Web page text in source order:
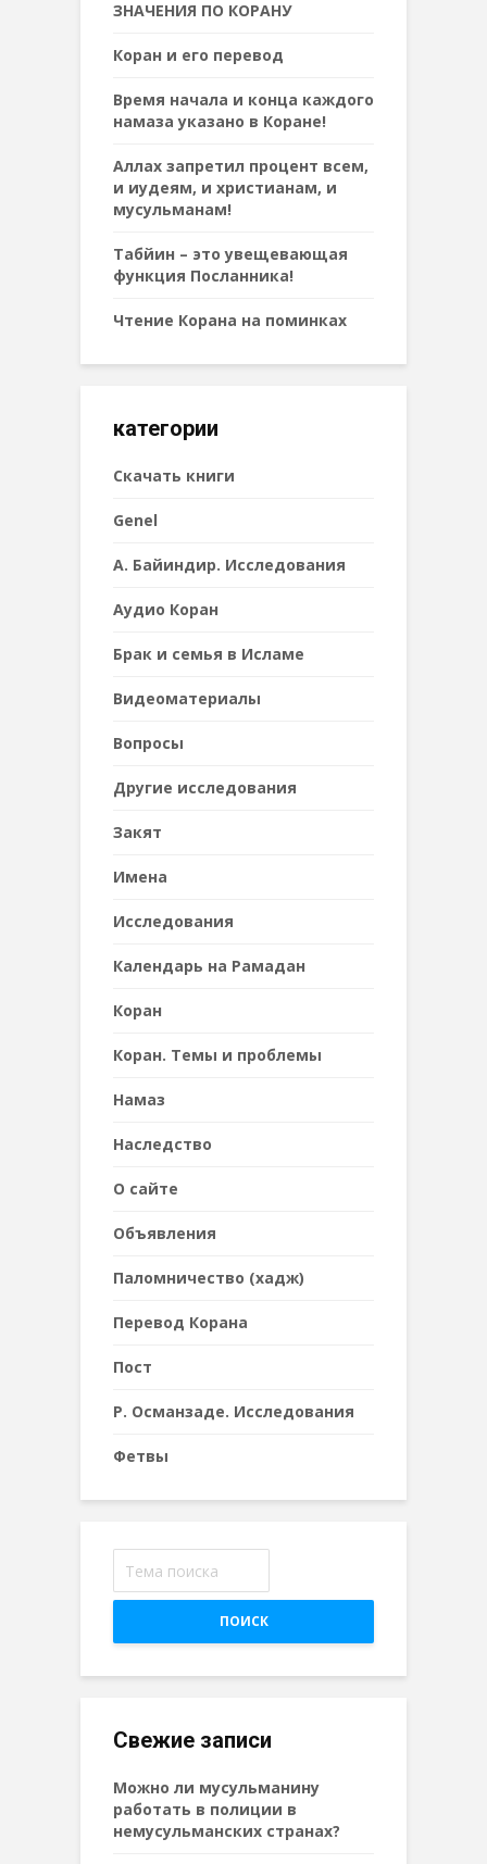
ЗНАЧЕНИЯ ПО КОРАНУ
Коран и его перевод
Время начала и конца каждого
намаза указано в Коране!
Аллах запретил процент всем,
и иудеям, и христианам, и
мусульманам!
Табйин – это увещевающая
функция Посланника!
Чтение Корана на поминках
категории
Cкачать книги
Genel
А. Байиндир. Исследования
Аудио Коран
Брак и семья в Исламе
Видеоматериалы
Вопросы
Другие исследования
Закят
Имена
Исследования
Календарь на Рамадан
Коран
Коран. Темы и проблемы
Намаз
Наследствo
О сайте
Объявления
Паломничество (хадж)
Перевод Корана
Пост
Р. Османзаде. Исследования
Фетвы
ПОИСК
Свежие записи
Можно ли мусульманину
работать в полиции в
немусульманских странах?